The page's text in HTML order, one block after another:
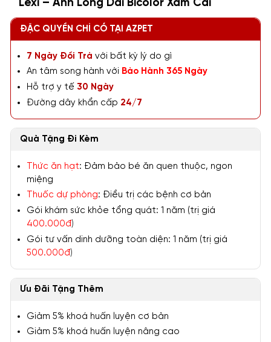
Lexi – Anh Lông Dài Bicolor Xám Cái
ĐẶC QUYỀN CHỈ CÓ TẠI AZPET
7 Ngày Đổi Trả với bất kỳ lý do gì
An tâm song hành với Bảo Hành 365 Ngày
Hỗ trợ y tế 30 Ngày
Đường dây khẩn cấp 24/7
Quà Tặng Đi Kèm
Thức ăn hạt: Đảm bảo bé ăn quen thuộc, ngon
miệng
Thuốc dự phòng: Điều trị các bệnh cơ bản
Gói khám sức khỏe tổng quát: 1 năm (trị giá
400.000đ)
Gói tư vấn dinh dưỡng toàn diện: 1 năm (trị giá
500.000đ)
Ưu Đãi Tặng Thêm
Giảm 5% khoá huấn luyện cơ bản
Giảm 5% khoá huấn luyện nâng cao